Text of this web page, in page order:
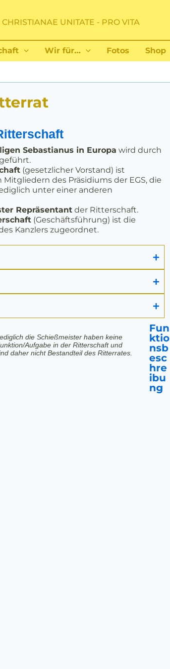
UNITATE - PRO VITA
Wir für… Fotos Shop
Sebastianus in Europa wird durch
(gesetzlicher Vorstand) ist
des Präsidiums der EGS, die
unter einer anderen
Repräsentant der Ritterschaft.
(Geschäftsführung) ist die
Kanzlers zugeordnet.
die Schießmeister haben keine
Aufgabe in der Ritterschaft und
daher nicht Bestandteil des Ritterrates.
Fun
ktio
nsb
esc
hre
ibu
ng